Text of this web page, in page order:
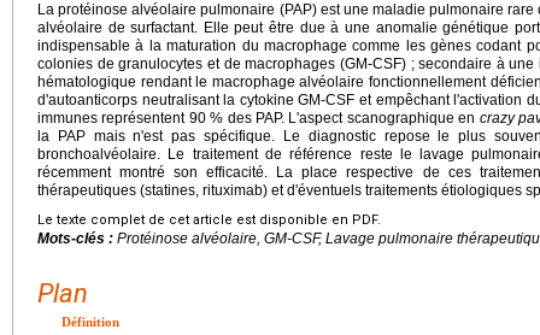
La protéinose alvéolaire pulmonaire (PAP) est une maladie pulmonaire
alvéolaire de surfactant. Elle peut être due à une anomalie génétique
indispensable à la maturation du macrophage comme les gènes codant
colonies de granulocytes et de macrophages (GM-CSF) ; secondaire à
hématologique rendant le macrophage alvéolaire fonctionnellement
d'autoanticorps neutralisant la cytokine GM-CSF et empêchant l'activation
immunes représentent 90 % des PAP. L'aspect scanographique en crazy
la PAP mais n'est pas spécifique. Le diagnostic repose le plus
bronchoalvéolaire. Le traitement de référence reste le lavage
récemment montré son efficacité. La place respective de ces
thérapeutiques (statines, rituximab) et d'éventuels traitements étiologiques
Le texte complet de cet article est disponible en PDF.
Mots-clés : Protéinose alvéolaire, GM-CSF, Lavage pulmonaire
Plan
Définition